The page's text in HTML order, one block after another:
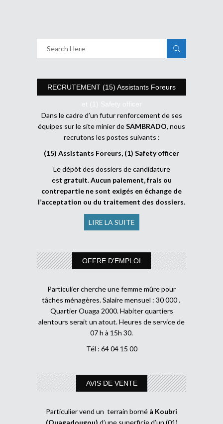
RECRUTEMENT (15) Assistants Foreurs
et (1) Safety officer
Dans le cadre d’un futur renforcement de ses
équipes sur le site minier deSAMBRADO, nous
recrutons les postes suivants :
(15) Assistants Foreurs, (1) Safety officer
Le dépôt des dossiers de candidature
est gratuit.Aucun paiement, frais ou
contrepartie ne sont exigés en échange de
l’acceptation ou du traitement des dossiers.
LIRE LA SUITE
OFFRE D’EMPLOI
Particulier cherche une femme mûre pour
tâches ménagères. Salaire mensuel : 30 000 .
Quartier Ouaga 2000. Habiter quartiers
alentours serait un atout. Heures de service de
07 h à 15h 30.
Tél : 64 04 15 00
AVIS DE VENTE
Particulier vend un terrain borné à Koubri
(Ouagadougou) d’une superficie d’un (01)